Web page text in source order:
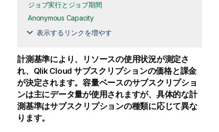
ジョブ実行とジョブ期間
Anonymous Capacity
表示するリンクを増やす
計測基準により、リソースの使用状況が測定さ
れ、 Qlik Cloud サブスクリプションの価格と課金
が決定されます。容量ベースのサブスクリプショ
ンは主にデータ量が使用されますが、具体的な計
測基準はサブスクリプションの種類に応じて異な
ります。